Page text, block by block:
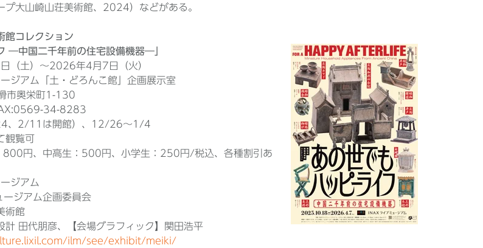
プ大山崎山荘美術館、2024）などがある。
館コレクション
―中国二千年前の住宅設備機器―」
（土）～2026年4月7日（火）
ジアム「土・どろんこ館」企画展示室
市奥栄町1-130
34-8283
、2/11は開館）、12/26～1/4
観覧可
800円、中高生：500円、小学生：250円/税込、各種割引あ
ジアム
ージアム企画委員会
術館
計 田代朋彦、【会場グラフィック】関田浩平
ilm/see/exhibit/meiki/